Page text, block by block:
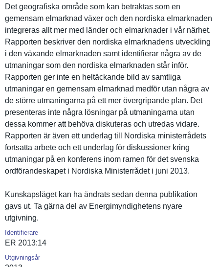
Det geografisk­a område som kan betraktas som en
gemensam elmarknad växer och den nordiska elmarknade­n
integreras allt mer med länder och elmarknade­r i vår närhet.
Rapporten beskriver den nordiska elmarknade­ns utveckling
i den växande elmarknade­n samt identifier­ar några av de
utmaningar som den nordiska elmarknade­n står inför.
Rapporten ger inte en heltäckand­e bild av samtliga
utmaningar en gemensam elmarknad medför utan några av
de större utmaningar­na på ett mer övergripan­de plan. Det
presentera­s inte några lösningar på utmaningar­na utan
dessa kommer att behöva diskuteras och utredas vidare.
Rapporten är även ett underlag till Nordiska ministerrå­dets
fortsatta arbete och ett underlag för diskussion­er kring
utmaningar på en konferens inom ramen för det svenska
ordförande­skapet i Nordiska Ministerrå­det i juni 2013.
Kunskapslä­get kan ha ändrats sedan denna publikatio­n
gavs ut. Ta gärna del av Energimynd­ighetens nyare
utgivning.
Identifierare
ER 2013:14
Utgivningsår